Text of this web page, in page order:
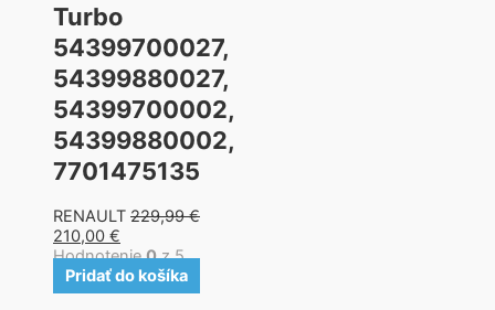
Turbo
54399700027,
54399880027,
54399700002,
54399880002,
7701475135
RENAULT 229,99€
210,00 €
Hodnotenie0z 5
Pridať do košíka